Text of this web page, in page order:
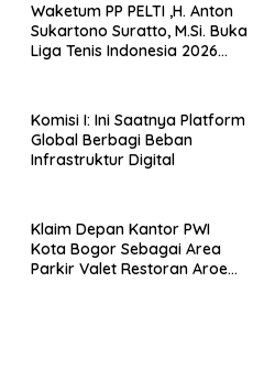
Waketum PP PELTI ,H. Anton
Sukartono Suratto, M.Si. Buka
Liga Tenis Indonesia 2026
Komisi I: Ini Saatnya Platform
Global Berbagi Beban
Infrastruktur Digital
Klaim Depan Kantor PWI
Kota Bogor Sebagai Area
Parkir Valet Restoran Aroem,